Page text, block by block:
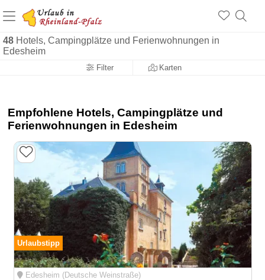
48 Hotels, Campingplätze und Ferienwohnungen in
Edesheim
Filter Karten
+1.500 Unterkünfte in Rheinland-Pfalz
+1.000 Sehenswürdigkeiten
Über 25 Jahre online
Empfohlene Hotels, Campingplätze und
Ferienwohnungen in Edesheim
Urlaubstipp
Edesheim (Deutsche Weinstraße)